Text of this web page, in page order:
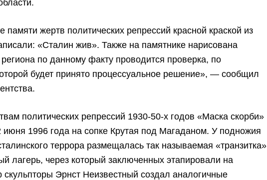
памяти жертв политических репрессий красной краской из
«Сталин жив». Также на памятнике нарисована
по данному факту проводится проверка, по
будет принято процессуальное решение», — сообщил
политических репрессий 1930-50-х годов «Маска скорби»
июня 1996 года на сопке Крутая под Магаданом. У подножия
террора размещалась так называемая «транзитка»
лагерь, через который заключенных этапировали на
скульпторы Эрнст Неизвестный создал аналогичные